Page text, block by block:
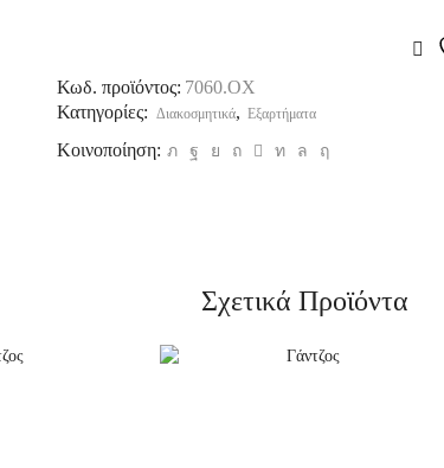
Κωδ. προϊόντος: 7060.OX
Κατηγορίες: Διακοσμητικά, Εξαρτήματα
Κοινοποίηση:
Σχετικά Προϊόντα